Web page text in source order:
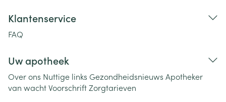
Klantenservice
FAQ
Uw apotheek
Over ons Nuttige links Gezondheidsnieuws Apotheker
van wachtVoorschriftZorgtarieven